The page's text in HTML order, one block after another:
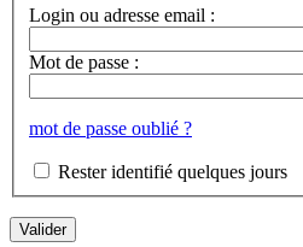
Login ou adresse email :
Mot de passe :
mot de passe oublié ?
Rester identifié quelques jours